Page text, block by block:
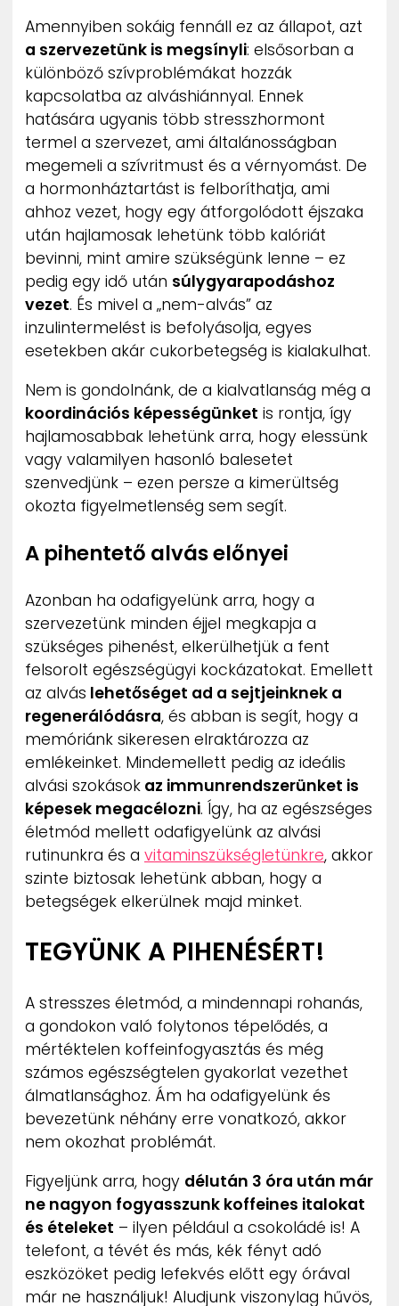
Amennyiben sokáig fennáll ez az állapot, azt
a szervezetünk is megsínyli: elsősorban a
különböző szívproblémákat hozzák
kapcsolatba az alváshiánnyal. Ennek
hatására ugyanis több stresszhormont
termel a szervezet, ami általánosságban
megemeli a szívritmust és a vérnyomást. De
a hormonháztartást is felboríthatja, ami
ahhoz vezet, hogy egy átforgolódott éjszaka
után hajlamosak lehetünk több kalóriát
bevinni, mint amire szükségünk lenne – ez
pedig egy idő után súlygyarapodáshoz
vezet. És mivel a „nem-alvás” az
inzulintermelést is befolyásolja, egyes
esetekben akár cukorbetegség is kialakulhat.
Nem is gondolnánk, de a kialvatlanság még a
koordinációs képességünket is rontja, így
hajlamosabbak lehetünk arra, hogy elessünk
vagy valamilyen hasonló balesetet
szenvedjünk – ezen persze a kimerültség
okozta figyelmetlenség sem segít.
A pihentető alvás előnyei
Azonban ha odafigyelünk arra, hogy a
szervezetünk minden éjjel megkapja a
szükséges pihenést, elkerülhetjük a fent
felsorolt egészségügyi kockázatokat. Emellett
az alvás lehetőséget ad a sejtjeinknek a
regenerálódásra, és abban is segít, hogy a
memóriánk sikeresen elraktározza az
emlékeinket. Mindemellett pedig az ideális
alvási szokások az immunrendszerünket is
képesek megacélozni. Így, ha az egészséges
életmód mellett odafigyelünk az alvási
rutinunkra és a vitaminszükségletünkre, akkor
szinte biztosak lehetünk abban, hogy a
betegségek elkerülnek majd minket.
TEGYÜNK A PIHENÉSÉRT!
A stresszes életmód, a mindennapi rohanás,
a gondokon való folytonos tépelődés, a
mértéktelen koffeinfogyasztás és még
számos egészségtelen gyakorlat vezethet
álmatlansághoz. Ám ha odafigyelünk és
bevezetünk néhány erre vonatkozó, akkor
nem okozhat problémát.
Figyeljünk arra, hogy délután 3 óra után már
ne nagyon fogyasszunk koffeines italokat
és ételeket – ilyen például a csokoládé is! A
telefont, a tévét és más, kék fényt adó
eszközöket pedig lefekvés előtt egy órával
már ne használjuk! Aludjunk viszonylag hűvös,